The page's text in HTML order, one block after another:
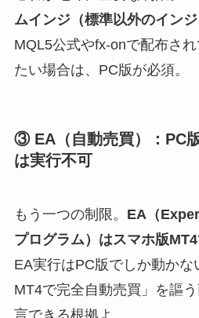
ムインジ（標準以外のイン
MQL5公式やfx-onで配布さ
たい場合は、PC版が必須。
③ EA（自動売買）：PC
は実行不可
もう一つの制限。 EA（
プログラム）はスマホ版
EA実行はPC版でしか動かな
MT4で完全自動売買」を謳